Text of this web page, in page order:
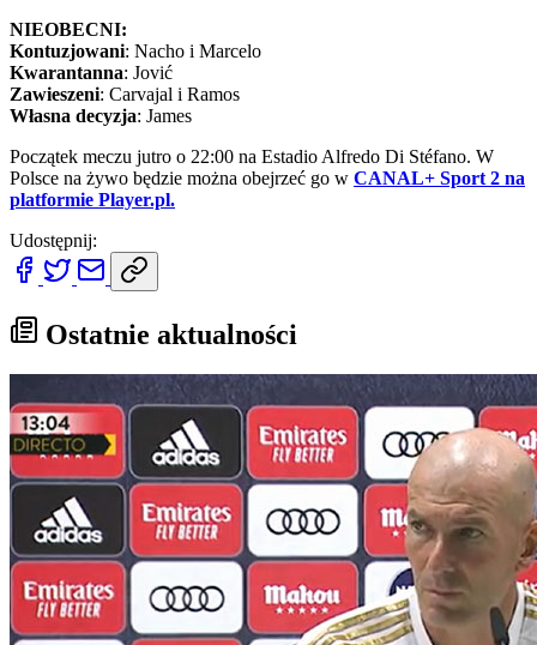
NIEOBECNI:
Kontuzjowani: Nacho i Marcelo
Kwarantanna: Jović
Zawieszeni: Carvajal i Ramos
Własna decyzja: James
Początek meczu jutro o 22:00 na Estadio Alfredo Di Stéfano. W
Polsce na żywo będzie można obejrzeć go w CANAL+ Sport 2 na
platformie Player.pl.
Udostępnij:
Ostatnie aktualności